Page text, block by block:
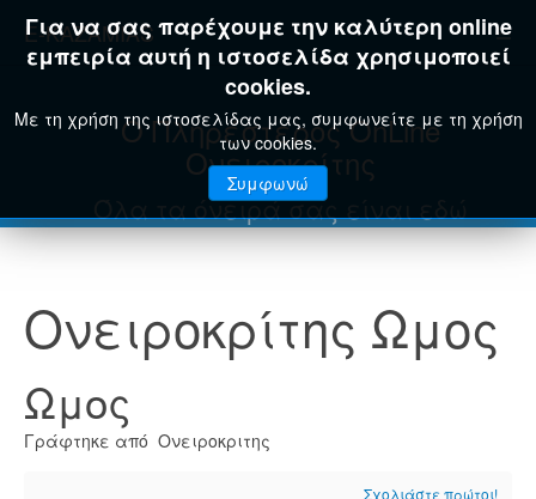
E-KAZAMIAS
Για να σας παρέχουμε την καλύτερη online
εμπειρία αυτή η ιστοσελίδα χρησιμοποιεί
cookies.
Με τη χρήση της ιστοσελίδας μας, συμφωνείτε με τη χρήση
των cookies.
Συμφωνώ
Ο Πληρέστερος OnLine
Ονειροκρίτης
Όλα τα όνειρά σας είναι εδώ
Ονειροκρίτης Ωμος
Ωμος
Γράφτηκε από Ονειροκριτης
Σχολιάστε πρώτοι!